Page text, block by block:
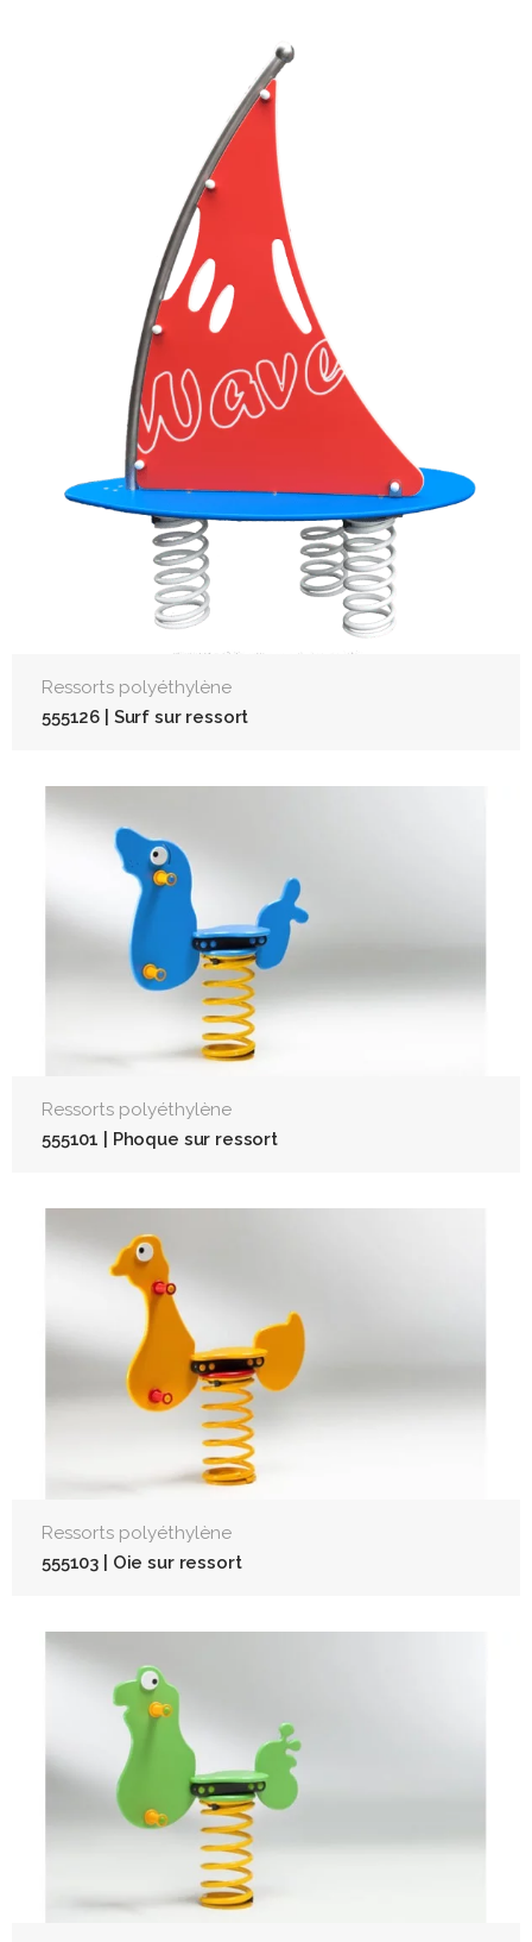
Ressorts polyéthylène
555126 | Surf sur ressort
Ressorts polyéthylène
555101 | Phoque sur ressort
Ressorts polyéthylène
555103 | Oie sur ressort